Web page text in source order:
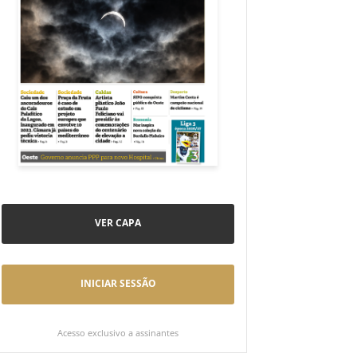
VER CAPA
INICIAR SESSÃO
Acesso exclusivo a assinantes